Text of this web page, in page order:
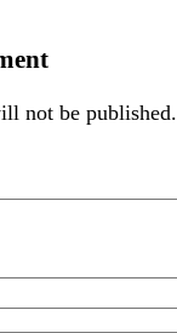
not be published.